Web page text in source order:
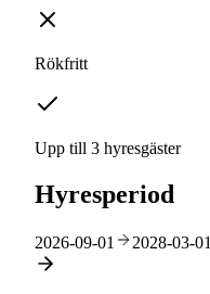
Rökfritt
Upp till 3 hyresgäster
Hyresperiod
2026-09-01 2028-03-01